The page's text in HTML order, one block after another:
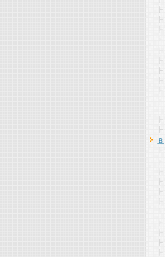
Ｂ